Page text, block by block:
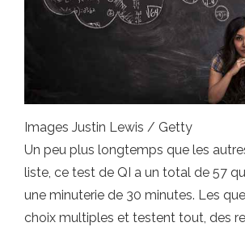
Images Justin Lewis / Getty
Un peu plus longtemps que les
liste, ce test de QI a un total de 57
une minuterie de 30 minutes. Les
choix multiples et testent tout, des